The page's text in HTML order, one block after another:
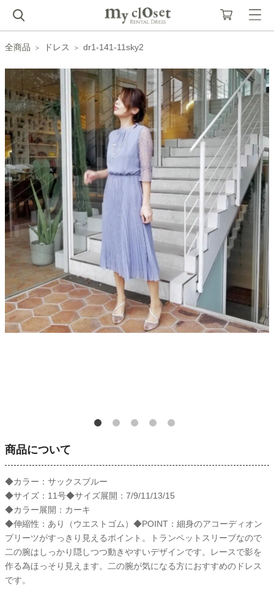
全商品 ドレス dr1-141-11sky2
商品について
◆カラー：サックスブルー
◆サイズ：11号◆サイズ展開：7/9/11/13/15
◆カラー展開：カーキ
◆伸縮性：あり（ウエストゴム）◆POINT：細身のアコーディオン
プリーツがすっきり見えるポイント。トランペットスリーブなので
二の腕はしっかり隠しつつ動きやすいデザインです。レースで影を
作る為ほっそり見えます。二の腕が気になる方におすすめのドレス
です。